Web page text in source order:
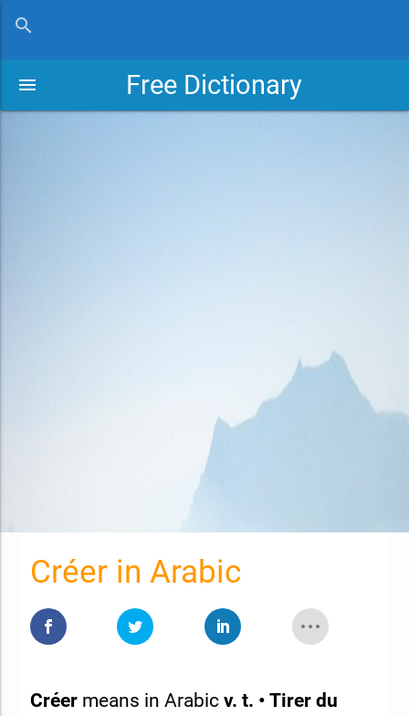
search
Free Dictionary
menu
Créer in Arabic
Créer means in Arabic v. t. • Tirer du